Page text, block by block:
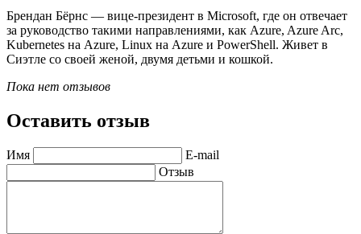
Брендан Бёрнс — вице-президент в Microsoft, где он отвечает
за руководство такими направлениями, как Azure, Azure Arc,
Kubernetes на Azure, Linux на Azure и PowerShell. Живет в
Сиэтле со своей женой, двумя детьми и кошкой.
Пока нет отзывов
Оставить отзыв
Имя
E-mail
Отзыв